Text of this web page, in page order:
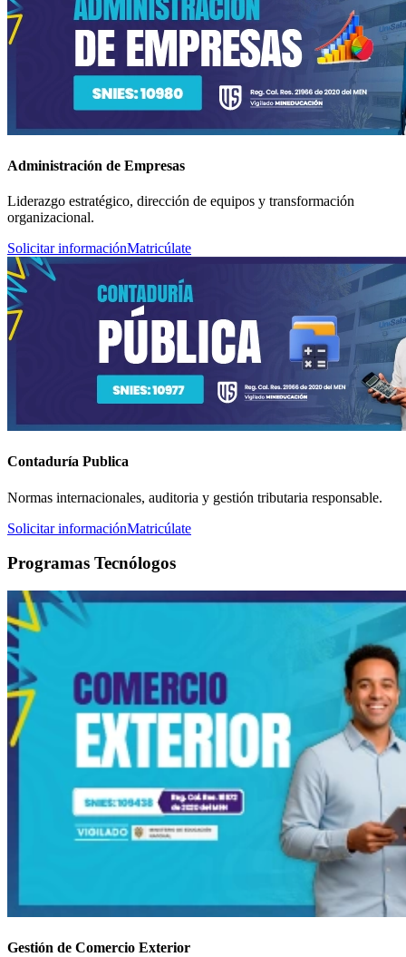
Administración de Empresas
Liderazgo estratégico, dirección de equipos y transformación
organizacional.
Solicitar informaciónMatricúlate
Contaduría Publica
Normas internacionales, auditoria y gestión tributaria responsable.
Solicitar informaciónMatricúlate
Programas Tecnólogos
Gestión de Comercio Exterior